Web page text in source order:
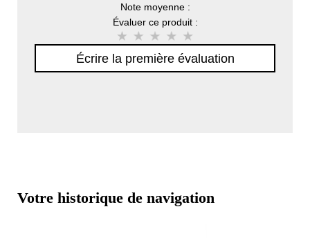
Note moyenne :
Évaluer ce produit :
Écrire la première évaluation
Votre historique de navigation